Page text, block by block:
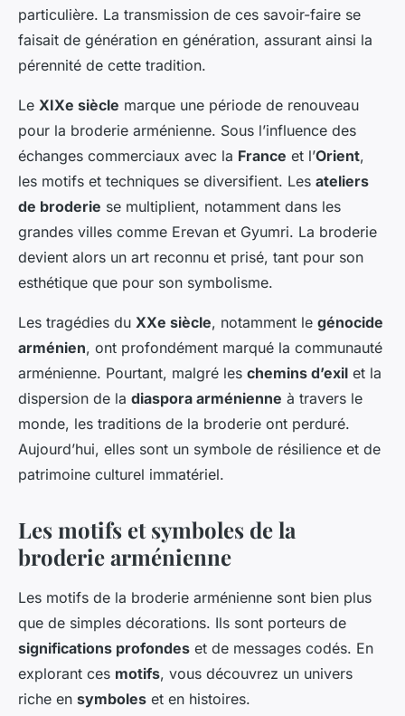
particulière. La transmission de ces savoir-faire se
faisait de génération en génération, assurant ainsi la
pérennité de cette tradition.
Le XIXe siècle marque une période de renouveau
pour la broderie arménienne. Sous l’influence des
échanges commerciaux avec la France et l’Orient,
les motifs et techniques se diversifient. Les ateliers
de broderie se multiplient, notamment dans les
grandes villes comme Erevan et Gyumri. La broderie
devient alors un art reconnu et prisé, tant pour son
esthétique que pour son symbolisme.
Les tragédies du XXe siècle, notamment le génocide
arménien, ont profondément marqué la communauté
arménienne. Pourtant, malgré les chemins d’exil et la
dispersion de la diaspora arménienne à travers le
monde, les traditions de la broderie ont perduré.
Aujourd’hui, elles sont un symbole de résilience et de
patrimoine culturel immatériel.
Les motifs et symboles de la
broderie arménienne
Les motifs de la broderie arménienne sont bien plus
que de simples décorations. Ils sont porteurs de
significations profondes et de messages codés. En
explorant ces motifs, vous découvrez un univers
riche en symboles et en histoires.